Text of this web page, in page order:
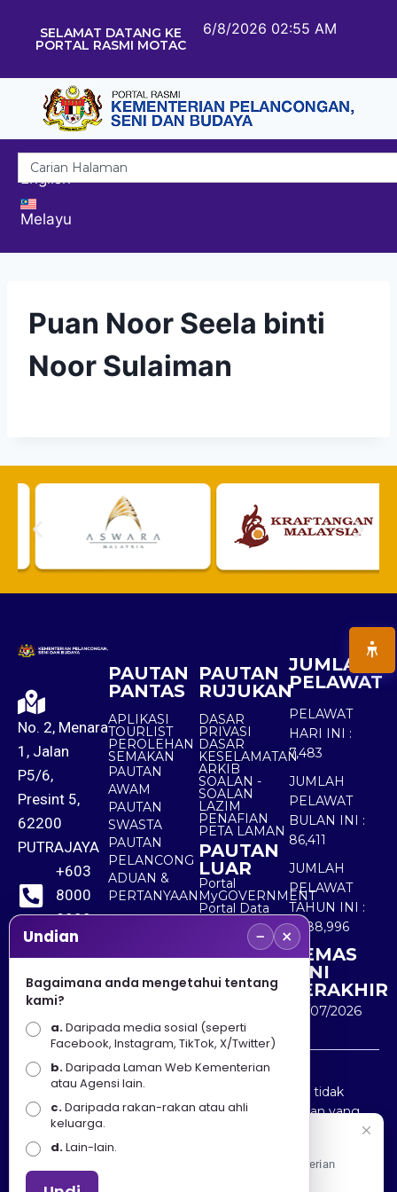
SELAMAT DATANG KE
PORTAL RASMI MOTAC
6/8/2026 02:55 AM
English
Melayu
Puan Noor Seela binti
Noor Sulaiman
No. 2, Menara
1, Jalan
P5/6,
Presint 5,
62200
PUTRAJAYA
+603
8000
8000
+603
8891
7100
PAUTAN
PANTAS
APLIKASI
TOURLIST
PEROLEHAN
SEMAKAN
PAUTAN
AWAM
PAUTAN
SWASTA
PAUTAN
PELANCONG
ADUAN &
PERTANYAAN
PAUTAN
RUJUKAN
DASAR
PRIVASI
DASAR
KESELAMATAN
ARKIB
SOALAN -
SOALAN
LAZIM
PENAFIAN
PETA LAMAN
PAUTAN
LUAR
Portal
MyGOVERNMENT
Portal Data
Terbuka
Sektor Awam
JUMLAH
PELAWAT
PELAWAT
HARI INI :
7,483
JUMLAH
PELAWAT
BULAN INI :
86,411
JUMLAH
PELAWAT
TAHUN INI :
5,488,996
KEMAS
KINI
TERAKHIR
30/07/2026
Penafian : Kerajaan Malaysia dan Kementerian
Pelancongan Seni dan Budaya (MOTAC) adalah tidak
bertanggungjawab atas kehilangan atau kerugian yang
disebabkan oleh penggunaan mana-mana maklumat
yang diperolehi dari portal ini.
Undian − ×
Bagaimana anda mengetahui tentang
kami?
a.Daripada media sosial (seperti
Facebook, Instagram, TikTok, X/Twitter)
b.Daripada Laman Web Kementerian
atau Agensi lain.
c.Daripada rakan-rakan atau ahli
keluarga.
d.Lain-lain.
Apa Khabar! Selamat datang ke Portal Rasmi Kementerian
Pelancongan, Seni dan Budaya